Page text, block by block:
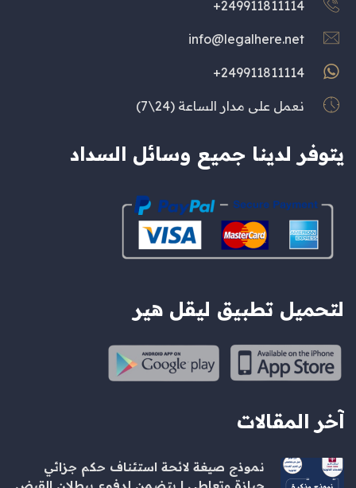
249911811114+
info@legalhere.net
249911811114+
نعمل على مدار الساعة (24\7)
يتوفر لدينا جميع وسائل السداد
لتحميل تطبيق ليقل هير
آخر المقالات
نموذج صيغة لائحة استئناف حكم جزائي